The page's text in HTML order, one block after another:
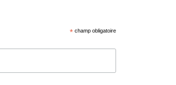
* champ obligatoire